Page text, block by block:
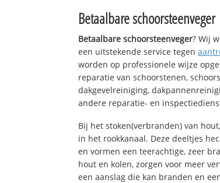
Betaalbare schoorsteenveger
Betaalbare schoorsteenveger? Wij
een uitstekende service tegen
worden op professionele wijze
reparatie van schoorstenen,
dakgevelreiniging,
andere reparatie- en
Bij het stoken(verbranden) van
in het rookkanaal. Deze deeltjes
en vormen een teerachtige, zeer
hout en kolen, zorgen voor meer
een aanslag die kan branden en